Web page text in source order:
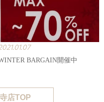
BARGAIN開催中
店TOP